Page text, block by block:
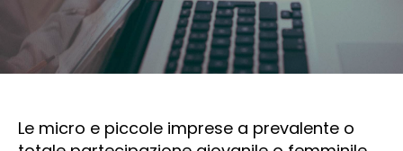
Le micro e piccole imprese a prevalente o